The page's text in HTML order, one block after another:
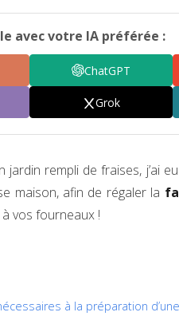
avec votre IA préférée :
ChatGPT
Grok
jardin rempli de fraises, j’ai
maison, afin de régaler la
vos fourneaux !
à la préparation